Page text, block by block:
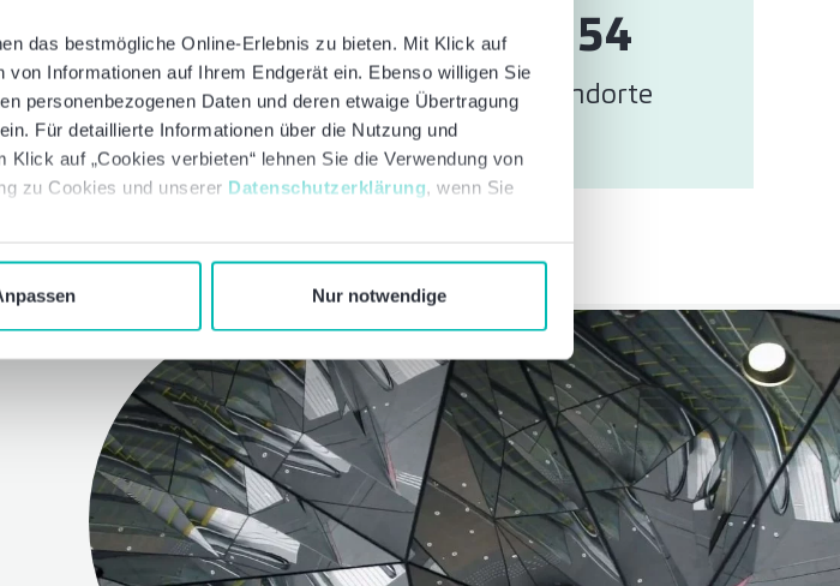
das bestmögliche Online-Erlebnis zu bieten. Mit Klick auf
Informationen auf Ihrem Endgerät ein. Ebenso willigen Sie
personenbezogenen Daten und deren etwaige Übertragung
Für detaillierte Informationen über die Nutzung und
auf „Cookies verbieten“ lehnen Sie die Verwendung von
zu Cookies und unserer Datenschutzerklärung, wenn Sie
Nur notwendige
6,8
Mrd. USD Umsatz
754
Standorte